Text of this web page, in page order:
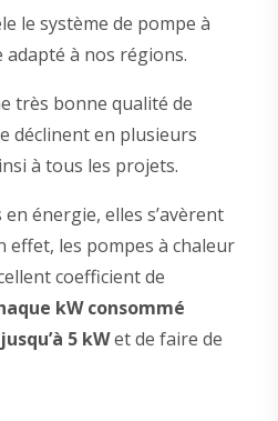
le système de pompe à
adapté à nos régions.
très bonne qualité de
déclinent en plusieurs
à tous les projets.
énergie, elles s’avèrent
effet, les pompes à chaleur
coefficient de
kW consommé
5 kWet de faire de